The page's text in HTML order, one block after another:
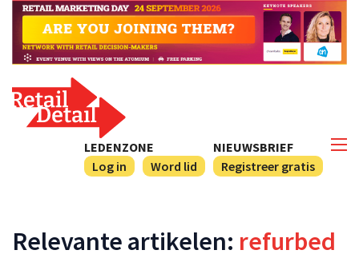
NIEUWSBRIEF
Registreer gratis
LEDENZONE
Log in
Word lid
Relevante artikelen: refurbed